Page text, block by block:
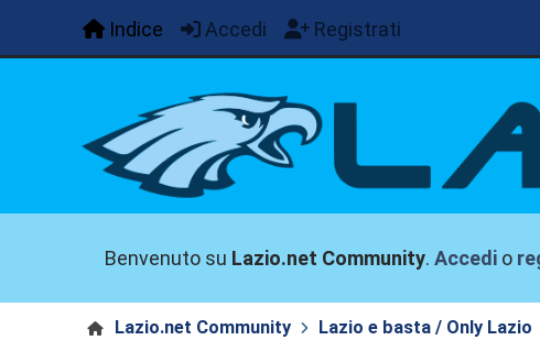
Indice Accedi Registrati
Benvenuto su Lazio.net Community.Accedi o
Lazio.net Community Lazio e basta / Only Lazio